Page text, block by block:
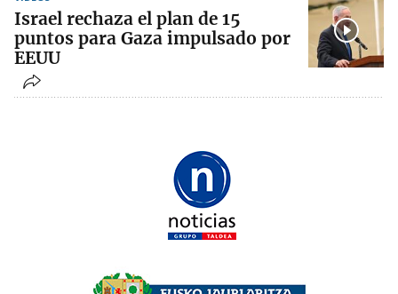
Israel rechaza el plan de 15
puntos para Gaza impulsado por
EEUU